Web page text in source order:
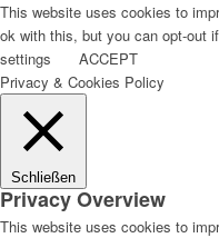
This website uses cookies to
ok with this, but you can opt-out
settings
ACCEPT
Privacy & Cookies Policy
Schließen
Privacy Overview
This website uses cookies to